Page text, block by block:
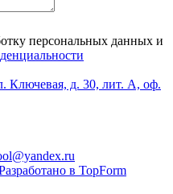
персональных данных и
Ключевая, д. 30, лит. А, оф.
в TopForm